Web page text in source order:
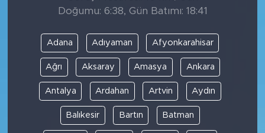
Doğumu: 6:38, Gün Batımı: 18:41
Adana Adıyaman Afyonkarahisar
Ağrı Aksaray Amasya Ankara
Antalya Ardahan Artvin Aydın
Balıkesir Bartın Batman